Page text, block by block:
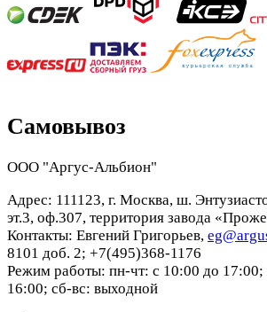
Самовывоз
ООО "Аргус-Альбион"
Адрес: 111123, г. Москва, ш.
эт.3, оф.307, территория завода
Контакты: Евгений Григорьев,
8101 доб. 2; +7(495)368-1176
Режим работы: пн-чт: с 10:00 до 17:00;
16:00; сб-вс: выходной